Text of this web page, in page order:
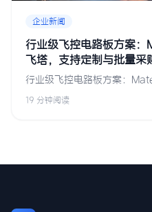
企业新闻
行业级飞控电路板方案
飞塔，支持定制与批量采
行业级飞控电路板方案：
19 分钟阅读